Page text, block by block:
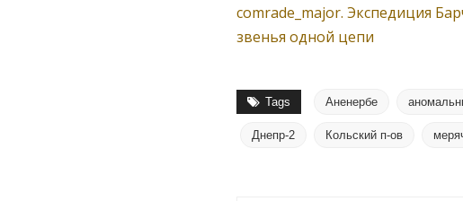
comrade_major. Экспедиция
звенья одной цепи
Tags Аненербе
Днепр-2 Кольский п-ов